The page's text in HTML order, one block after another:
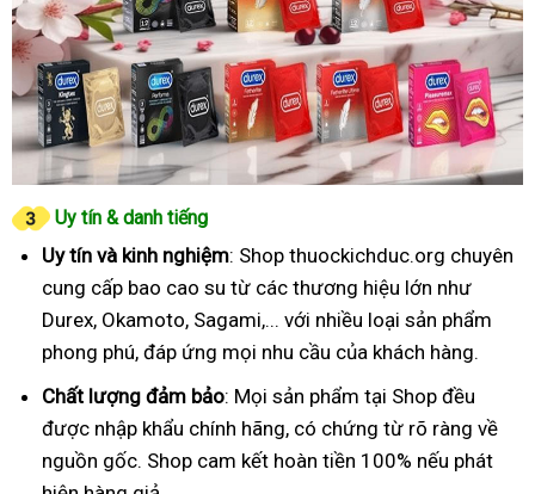
Uy tín & danh tiếng
Uy tín và kinh nghiệm: Shop thuockichduc.org chuyên
cung cấp bao cao su từ các thương hiệu lớn như
Durex, Okamoto, Sagami,... với nhiều loại sản phẩm
phong phú, đáp ứng mọi nhu cầu của khách hàng.
Chất lượng đảm bảo: Mọi sản phẩm tại Shop đều
được nhập khẩu chính hãng, có chứng từ rõ ràng về
nguồn gốc. Shop cam kết hoàn tiền 100% nếu phát